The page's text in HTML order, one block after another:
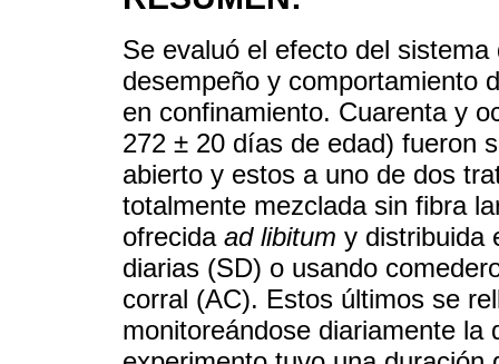
Se evaluó el efecto del
desempeño y comportamiento
en confinamiento. Cuarenta y
272 ± 20 días de edad) fueron
abierto y estos a uno de dos
totalmente mezclada sin fibra
ofrecida ad libitum y distribuida
diarias (SD) o usando
corral (AC). Estos últimos se
monitoreándose diariamente la